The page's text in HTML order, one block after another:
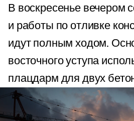
В воскресенье вечером
и работы по отливке
идут полным ходом.
восточного уступа
плацдарм для двух